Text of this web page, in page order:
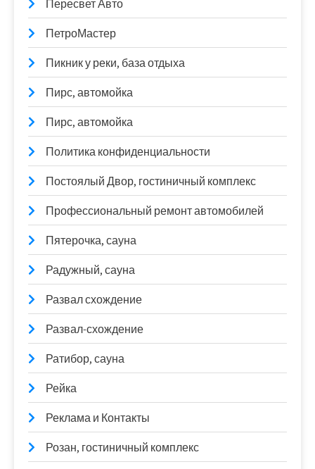
Пересвет Авто
ПетроМастер
Пикник у реки, база отдыха
Пирс, автомойка
Пирс, автомойка
Политика конфиденциальности
Постоялый Двор, гостиничный комплекс
Профессиональный ремонт автомобилей
Пятерочка, сауна
Радужный, сауна
Развал схождение
Развал-схождение
Ратибор, сауна
Рейка
Реклама и Контакты
Розан, гостиничный комплекс